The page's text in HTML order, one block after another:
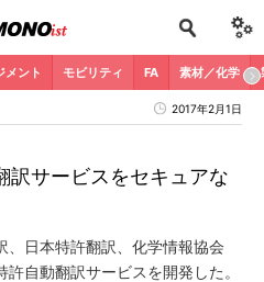
メント モビリティ FA 素材／化学
2017年2月1日
訳サービスをセキュアな
、日本特許翻訳、化学情報協会
自動翻訳サービスを開発した。